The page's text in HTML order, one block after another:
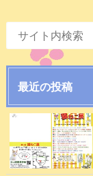
最近の投稿